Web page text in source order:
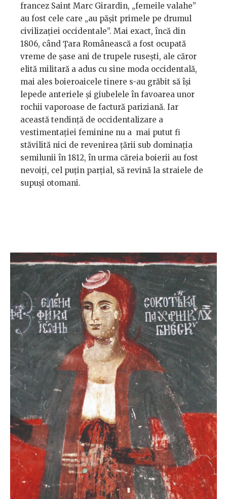
francez Saint Marc Girardin, „femeile valahe”
au fost cele care „au pășit primele pe drumul
civilizației occidentale”. Mai exact, încă din
1806, când Țara Românească a fost ocupată
vreme de șase ani de trupele rusești, ale căror
elită militară a adus cu sine moda occidentală,
mai ales boieroaicele tinere s-au grăbit să își
lepede anteriele și giubelele în favoarea unor
rochii vaporoase de factură pariziană. Iar
această tendință de occidentalizare a
vestimentației feminine nu a mai putut fi
stăvilită nici de revenirea țării sub dominația
semilunii în 1812, în urma căreia boierii au fost
nevoiți, cel puțin parțial, să revină la straiele de
supuși otomani.